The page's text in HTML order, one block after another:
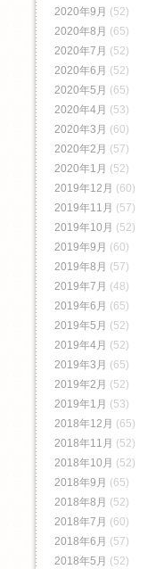
2020年9月 (52)
2020年8月 (65)
2020年7月 (52)
2020年6月 (52)
2020年5月 (65)
2020年4月 (53)
2020年3月 (60)
2020年2月 (57)
2020年1月 (52)
2019年12月 (60)
2019年11月 (57)
2019年10月 (52)
2019年9月 (60)
2019年8月 (57)
2019年7月 (48)
2019年6月 (65)
2019年5月 (52)
2019年4月 (52)
2019年3月 (65)
2019年2月 (52)
2019年1月 (53)
2018年12月 (65)
2018年11月 (52)
2018年10月 (52)
2018年9月 (65)
2018年8月 (52)
2018年7月 (60)
2018年6月 (57)
2018年5月 (52)